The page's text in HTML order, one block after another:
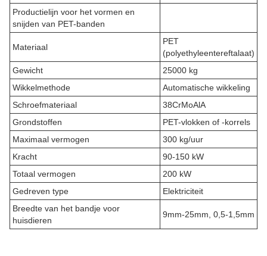
Productielijn voor het vormen en
snijden van PET-banden
Materiaal
PET
(polyethyleentereftalaat)
Gewicht
25000 kg
Wikkelmethode
Automatische wikkeling
Schroefmateriaal
38CrMoAlA
Grondstoffen
PET-vlokken of -korrels
Maximaal vermogen
300 kg/uur
Kracht
90-150 kW
Totaal vermogen
200 kW
Gedreven type
Elektriciteit
Breedte van het bandje voor
huisdieren
9mm-25mm, 0,5-1,5mm